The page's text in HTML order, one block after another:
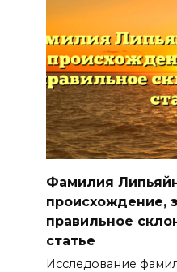
Фамилия
происхождение,
правильное
статье
Исследование